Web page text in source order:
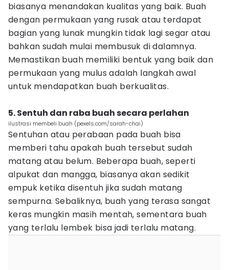
biasanya menandakan kualitas yang baik. Buah
dengan permukaan yang rusak atau terdapat
bagian yang lunak mungkin tidak lagi segar atau
bahkan sudah mulai membusuk di dalamnya.
Memastikan buah memiliki bentuk yang baik dan
permukaan yang mulus adalah langkah awal
untuk mendapatkan buah berkualitas.
5. Sentuh dan raba buah secara perlahan
ilustrasi membeli buah (pexels.com/sarah-chai)
Sentuhan atau perabaan pada buah bisa
memberi tahu apakah buah tersebut sudah
matang atau belum. Beberapa buah, seperti
alpukat dan mangga, biasanya akan sedikit
empuk ketika disentuh jika sudah matang
sempurna. Sebaliknya, buah yang terasa sangat
keras mungkin masih mentah, sementara buah
yang terlalu lembek bisa jadi terlalu matang.